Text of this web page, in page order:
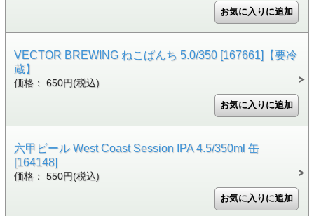
VECTOR BREWING ねこぱんち 5.0/350 [167661]【要冷
蔵】
価格： 650円(税込)
六甲ビール West Coast Session IPA 4.5/350ml 缶
[164148]
価格： 550円(税込)